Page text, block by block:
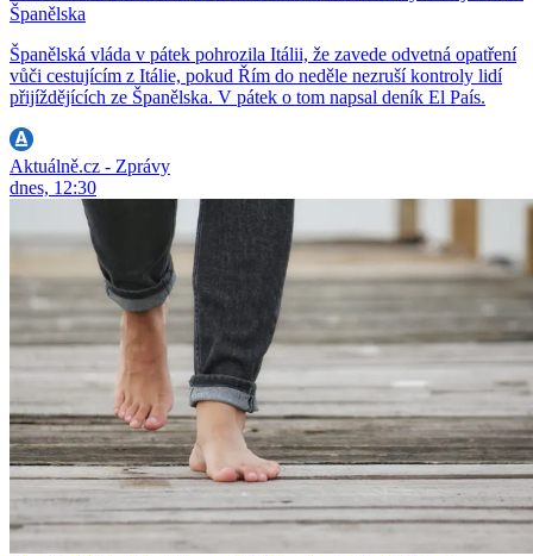
Španělska
Španělská vláda v pátek pohrozila Itálii, že zavede odvetná opatření
vůči cestujícím z Itálie, pokud Řím do neděle nezruší kontroly lidí
přijíždějících ze Španělska. V pátek o tom napsal deník El País.
Aktuálně.cz - Zprávy
dnes, 12:30